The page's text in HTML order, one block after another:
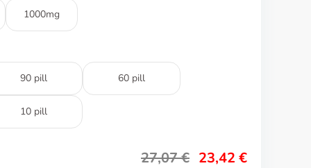
1000mg
90 pill 60 pill
10 pill
27,07€ 23,42 €